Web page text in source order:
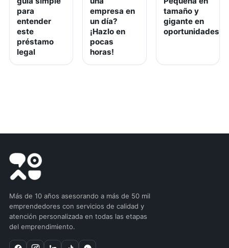
para
entender
este
préstamo
legal
empresa en
un día?
¡Hazlo en
pocas
horas!
tamaño y
gigante en
oportunidades
Más de 10 años asesorando a más de 50 mil
emprendedores con servicios de calidad y
atención personalizada en todas las etapas
del emprendimiento.